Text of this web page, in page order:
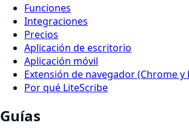
Funciones
Integraciones
Precios
Aplicación de escritorio
Aplicación móvil
Extensión de navegador (Chrome y
Por qué LiteScribe
Guías